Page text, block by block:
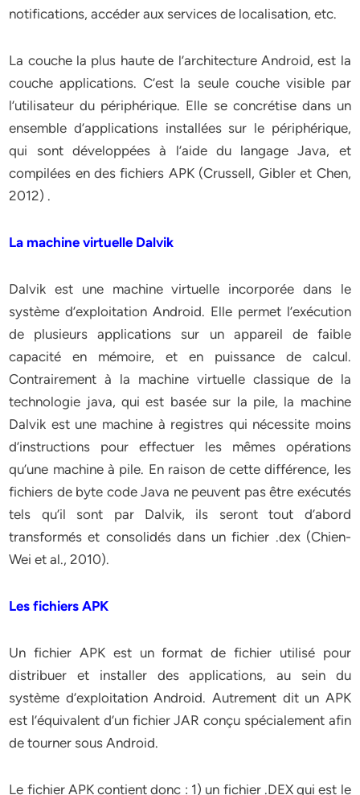
notifications, accéder aux services de localisation, etc.
La couche la plus haute de l’architecture Android, est la
couche applications. C’est la seule couche visible par
l’utilisateur du périphérique. Elle se concrétise dans un
ensemble d’applications installées sur le périphérique,
qui sont développées à l’aide du langage Java, et
compilées en des fichiers APK (Crussell, Gibler et Chen,
2012) .
La machine virtuelle Dalvik
Dalvik est une machine virtuelle incorporée dans le
système d’exploitation Android. Elle permet l’exécution
de plusieurs applications sur un appareil de faible
capacité en mémoire, et en puissance de calcul.
Contrairement à la machine virtuelle classique de la
technologie java, qui est basée sur la pile, la machine
Dalvik est une machine à registres qui nécessite moins
d’instructions pour effectuer les mêmes opérations
qu’une machine à pile. En raison de cette différence, les
fichiers de byte code Java ne peuvent pas être exécutés
tels qu’il sont par Dalvik, ils seront tout d’abord
transformés et consolidés dans un fichier .dex (Chien-
Wei et al., 2010).
Les fichiers APK
Un fichier APK est un format de fichier utilisé pour
distribuer et installer des applications, au sein du
système d’exploitation Android. Autrement dit un APK
est l’équivalent d’un fichier JAR conçu spécialement afin
de tourner sous Android.
Le fichier APK contient donc : 1) un fichier .DEX qui est le